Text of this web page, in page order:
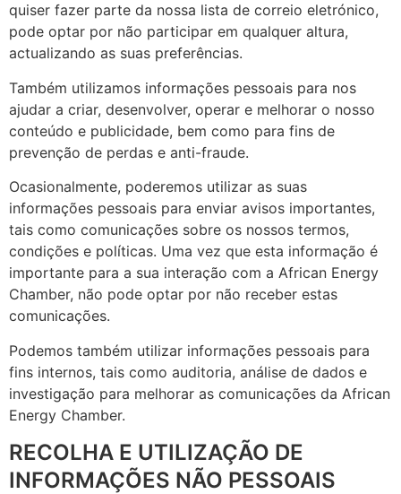
quiser fazer parte da nossa lista de correio eletrónico,
pode optar por não participar em qualquer altura,
actualizando as suas preferências.
Também utilizamos informações pessoais para nos
ajudar a criar, desenvolver, operar e melhorar o nosso
conteúdo e publicidade, bem como para fins de
prevenção de perdas e anti-fraude.
Ocasionalmente, poderemos utilizar as suas
informações pessoais para enviar avisos importantes,
tais como comunicações sobre os nossos termos,
condições e políticas. Uma vez que esta informação é
importante para a sua interação com a African Energy
Chamber, não pode optar por não receber estas
comunicações.
Podemos também utilizar informações pessoais para
fins internos, tais como auditoria, análise de dados e
investigação para melhorar as comunicações da African
Energy Chamber.
RECOLHA E UTILIZAÇÃO DE
INFORMAÇÕES NÃO PESSOAIS